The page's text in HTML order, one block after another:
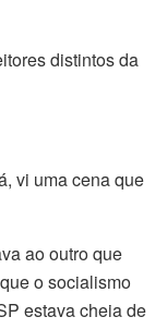
distintos da
vi uma cena que
ao outro que
o socialismo
estava cheia de